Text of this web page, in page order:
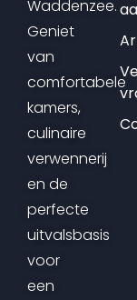
Waddenzee.
Geniet
van
comfortabele
kamers,
culinaire
verwennerij
en de
perfecte
uitvalsbasis
voor
een